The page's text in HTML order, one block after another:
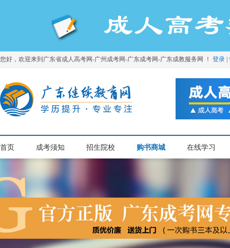
您好，欢迎来到广东省成人高考网-广州成考网-广东成考网-广东成教服务网 ！ 登录
首页 成考须知 招生院校 购书商城 在线学习